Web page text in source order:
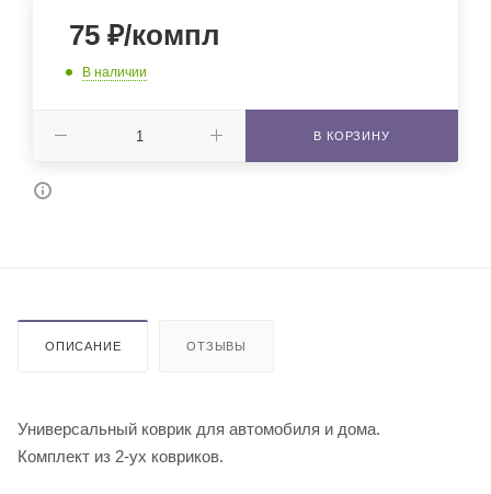
75 ₽/компл
В наличии
В КОРЗИНУ
ОПИСАНИЕ ОТЗЫВЫ
Универсальный коврик для автомобиля и дома.
Комплект из 2-ух ковриков.